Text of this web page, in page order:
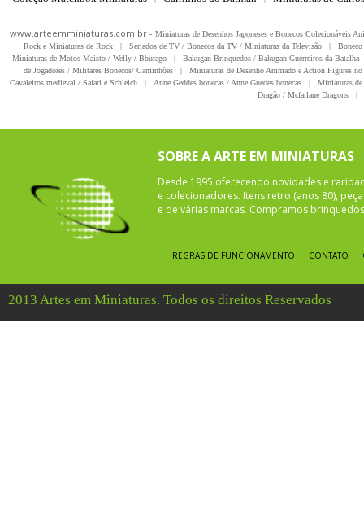
www.arteemminiaturas.com.br - Miniaturas de Desenhos Japoneses e Bonecos Colecionáveis
Rock e Miniaturas de Rock
| Seriados de TV / Bonecos da TV / Miniaturas da Televisão |
Miniaturas de Motos Maisto / Welly / Bburago
| Bakugan Brinquedos / Bakugan Guerreiros da Batalha
de Jogadores / Militares Bonecos/ Caminhões
|
Miniaturas de Desenho Animado e Action Figures
Cavaleiros medieval / Safari e Schleich
| Anne Geddes bonecas / Anne Guedes bonecas |
Miniaturas
Dragão / Mcfarlane Dragons
|
SOBRE A ARTE EM MINIATURAS
Desde 1995 oferecendo novidades e
e colecionadores. Itens retro (anos 80),
e de várias marcas. Compramos
REGRAS DE FUNCIONAMENTO CONTATO
2013 Artes em Miniaturas. Todos os direitos Reservados